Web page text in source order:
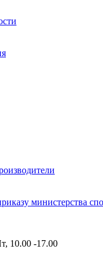
министерства
10.00 -17.00